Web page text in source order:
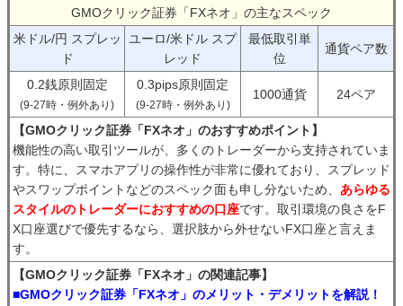
GMOクリック証券「FXネオ」の主なスペック
米ドル/円 スプレッ
ド
ユーロ/米ドル スプ
レッド
最低取引単
位
通貨ペア数
0.2銭原則固定
(9-27時・例外あり)
0.3pips原則固定
(9-27時・例外あり)
1000通貨 24ペア
【GMOクリック証券「FXネオ」のおすすめポイント】
機能性の高い取引ツールが、多くのトレーダーから支持されていま
す。特に、スマホアプリの操作性が非常に優れており、スプレッド
やスワップポイントなどのスペック面も申し分ないため、 あらゆる
スタイルのトレーダーにおすすめの口座です。取引環境の良さをF
X口座選びで優先するなら、選択肢から外せないFX口座と言えま
す。
【GMOクリック証券「FXネオ」の関連記事】
■GMOクリック証券「FXネオ」のメリット・デメリットを解説！